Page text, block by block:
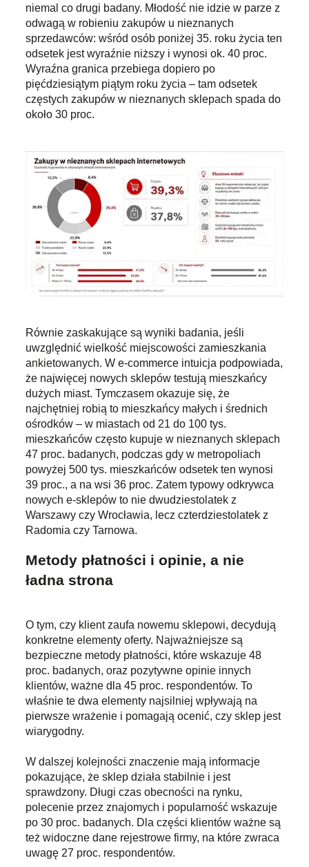
niemal co drugi badany. Młodość nie idzie w parze z
odwagą w robieniu zakupów u nieznanych
sprzedawców: wśród osób poniżej 35. roku życia ten
odsetek jest wyraźnie niższy i wynosi ok. 40 proc.
Wyraźna granica przebiega dopiero po
pięćdziesiątym piątym roku życia – tam odsetek
częstych zakupów w nieznanych sklepach spada do
około 30 proc.
Równie zaskakujące są wyniki badania, jeśli
uwzględnić wielkość miejscowości zamieszkania
ankietowanych. W e-commerce intuicja podpowiada,
że najwięcej nowych sklepów testują mieszkańcy
dużych miast. Tymczasem okazuje się, że
najchętniej robią to mieszkańcy małych i średnich
ośrodków – w miastach od 21 do 100 tys.
mieszkańców często kupuje w nieznanych sklepach
47 proc. badanych, podczas gdy w metropoliach
powyżej 500 tys. mieszkańców odsetek ten wynosi
39 proc., a na wsi 36 proc. Zatem typowy odkrywca
nowych e-sklepów to nie dwudziestolatek z
Warszawy czy Wrocławia, lecz czterdziestolatek z
Radomia czy Tarnowa.
Metody płatności i opinie, a nie
ładna strona
O tym, czy klient zaufa nowemu sklepowi, decydują
konkretne elementy oferty. Najważniejsze są
bezpieczne metody płatności, które wskazuje 48
proc. badanych, oraz pozytywne opinie innych
klientów, ważne dla 45 proc. respondentów. To
właśnie te dwa elementy najsilniej wpływają na
pierwsze wrażenie i pomagają ocenić, czy sklep jest
wiarygodny.
W dalszej kolejności znaczenie mają informacje
pokazujące, że sklep działa stabilnie i jest
sprawdzony. Długi czas obecności na rynku,
polecenie przez znajomych i popularność wskazuje
po 30 proc. badanych. Dla części klientów ważne są
też widoczne dane rejestrowe firmy, na które zwraca
uwagę 27 proc. respondentów.